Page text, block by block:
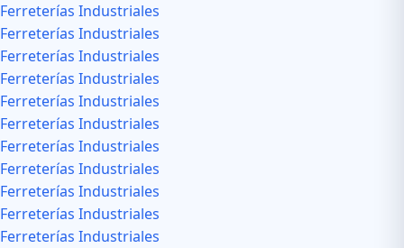
Ferreterías Industriales
Ferreterías Industriales
Ferreterías Industriales
Ferreterías Industriales
Ferreterías Industriales
Ferreterías Industriales
Ferreterías Industriales
Ferreterías Industriales
Ferreterías Industriales
Ferreterías Industriales
Ferreterías Industriales